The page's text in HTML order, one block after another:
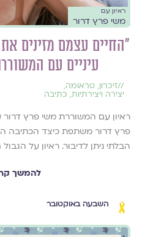
ראיון עם
משי פרץ דרור
"החיים עצמם מזינים את
עיניים עם
//זיכרון, טראומה,
יצירה ויצירתיות, כתיבה
ראיון עם המשוררת משי פרץ דרור
פרץ דרור משתפת כיצד הכתיבה
הבלתי ניתן לדיבור. ראיון על
להמשך
השבעה באוקטובר